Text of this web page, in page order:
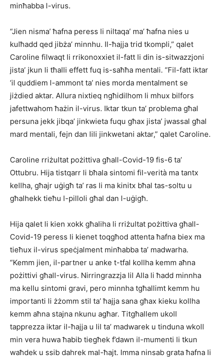
minħabba l-virus.
“Jien nisma’ ħafna peress li niltaqa’ ma’ ħafna nies u
kulħadd qed jibża’ minnhu. Il-ħajja trid tkompli,” qalet
Caroline filwaqt li rrikonoxxiet il-fatt li din is-sitwazzjoni
jista’ jkun li tħalli effett fuq is-saħħa mentali. “Fil-fatt iktar
‘il quddiem l-ammont ta’ nies morda mentalment se
jiżdied aktar. Allura nixtieq ngħidilhom li mhux bilfors
jafettwahom ħażin il-virus. Iktar tkun ta’ problema għal
persuna jekk jibqa’ jinkwieta fuqu għax jista’ jwassal għal
mard mentali, fejn dan lili jinkwetani aktar,” qalet Caroline.
Caroline rriżultat pożittiva għall-Covid-19 fis-6 ta’
Ottubru. Hija tistqarr li bħala sintomi fil-verità ma tantx
kellha, għajr uġigħ ta’ ras li ma kinitx bħal tas-soltu u
għalhekk tieħu l-pilloli għal dan l-uġigħ.
Hija qalet li kien xokk għaliha li rriżultat pożittiva għall-
Covid-19 peress li kienet toqgħod attenta ħafna biex ma
tieħux il-virus speċjalment minħabba ta’ madwarha.
“Kemm jien, il-partner u anke t-tfal kollha kemm aħna
pożittivi għall-virus. Nirringrazzja lil Alla li ħadd minnha
ma kellu sintomi gravi, pero minnha tgħallimt kemm hu
importanti li żżomm stil ta’ ħajja sana għax kieku kollha
kemm aħna stajna nkunu agħar. Titgħallem ukoll
tapprezza iktar il-ħajja u lil ta’ madwarek u tinduna wkoll
min vera huwa ħabib tiegħek f’dawn il-mumenti li tkun
waħdek u ssib dahrek mal-ħajt. Imma ninsab grata ħafna li